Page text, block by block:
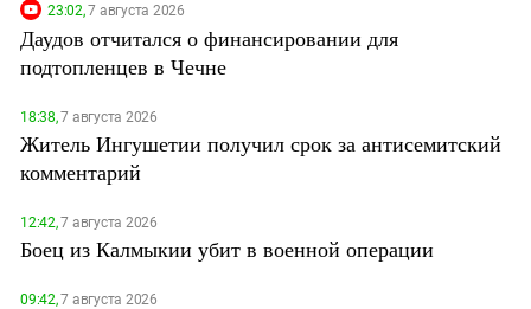
23:02,7 августа 2026
Даудов отчитался о финансировании для
подтопленцев в Чечне
18:38,7 августа 2026
Житель Ингушетии получил срок за антисемитский
комментарий
12:42,7 августа 2026
Боец из Калмыкии убит в военной операции
09:42,7 августа 2026